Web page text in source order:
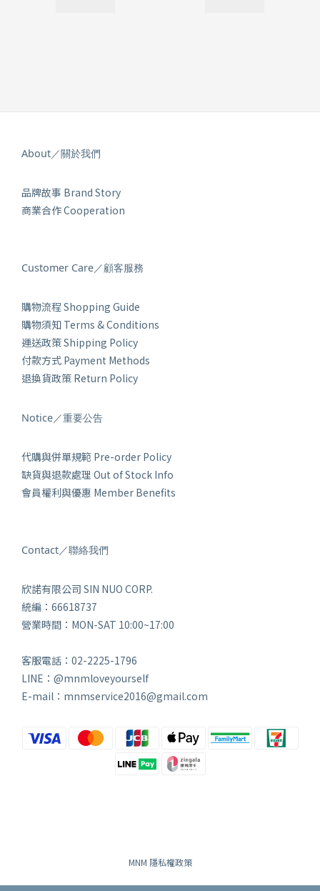
About／關於我們
品牌故事 Brand Story
商業合作 Cooperation
Customer Care／顧客服務
購物流程 Shopping Guide
購物須知 Terms & Conditions
運送政策 Shipping Policy
付款方式 Payment Methods
退換貨政策 Return Policy
Notice／重要公告
代購與併單規範 Pre-order Policy
缺貨與退款處理 Out of Stock Info
會員權利與優惠 Member Benefits
Contact／聯絡我們
欣諾有限公司 SIN NUO CORP.
統編：66618737
營業時間：MON-SAT 10:00~17:00
客服電話：02-2225-1796
LINE：@mnmloveyourself
E-mail：mnmservice2016@gmail.com
MNM 隱私權政策